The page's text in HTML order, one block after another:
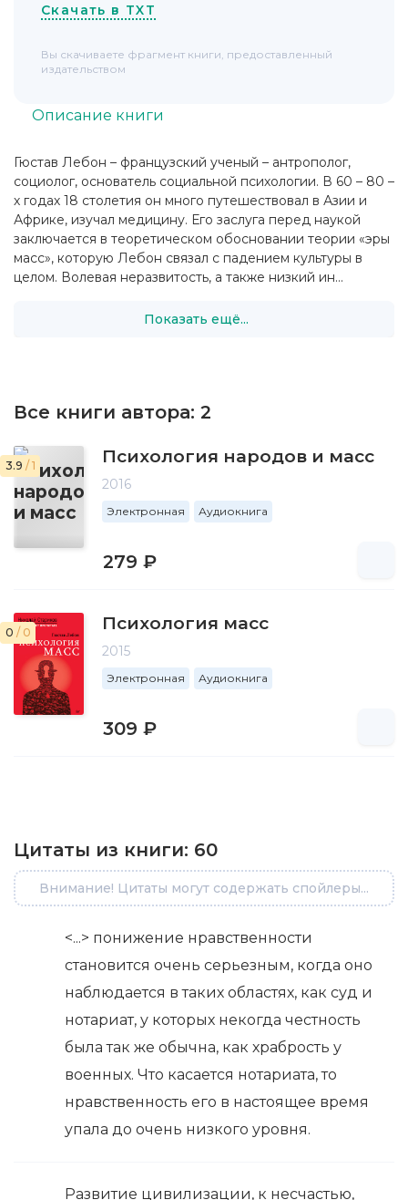
Гюстав Лебон – французский ученый – антрополог,
социолог, основатель социальной психологии. В 60 – 80 –
х годах 18 столетия он много путешествовал в Азии и
Африке, изучал медицину. Его заслуга перед наукой
заключается в теоретическом обосновании теории «эры
масс», которую Лебон связал с падением культуры в
целом. Волевая неразвитость, а также низкий ин...
Показать ещё...
Описание книги
Все книги автора: 2
3.9 / 1 Психология народов и масс
2016
Электронная Аудиокнига
279 ₽
0 / 0 Психология масс
2015
Электронная Аудиокнига
309 ₽
Цитаты из книги: 60
Внимание! Цитаты могут содержать спойлеры...
<...> понижение нравственности
становится очень серьезным, когда оно
наблюдается в таких областях, как суд и
нотариат, у которых некогда честность
была так же обычна, как храбрость у
военных. Что касается нотариата, то
нравственность его в настоящее время
упала до очень низкого уровня.
Развитие цивилизации, к несчастью,
Скачать в TXT
Вы скачиваете фрагмент книги, предоставленный
издательством